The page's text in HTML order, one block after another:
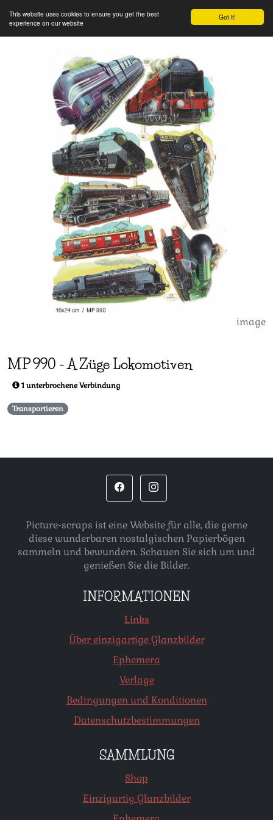
Got it!
This website uses cookies to ensure you get the best
experience on our website
image
MP990 -A Züge Lokomotiven
1 unterbrochene Verbindung
Transportieren
Picture-scraps ist eine Website für alle, die gerne
diese wunderbaren nostalgischen Papierbögen
sammeln und bewundern. Schauen Sie sich um und
genießen Sie die Bilder.
INFORMATIONEN
Links
Über einzigartige Glanzbilder
Ephemera
Verlage
Bedingungen und Konditionen
Datenschutzbestimmungen
SAMMLUNG
Shop
Einzigartig Glanzbilder